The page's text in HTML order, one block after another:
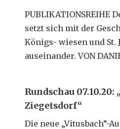
PUBLIKATIONSREIHE
setzt sich mit der
Königs- wiesen und St.
auseinander. VON
Rundschau 07.10.20:
Ziegetsdorf“
Die neue „Vitusbach“-